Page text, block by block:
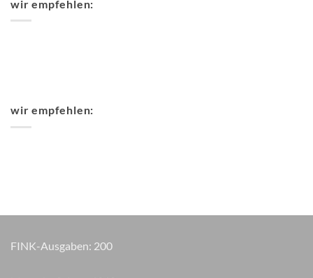
wir empfehlen:
wir empfehlen:
FINK-Ausgaben: 200